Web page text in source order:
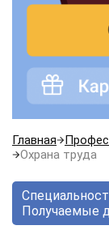
Главная
Охрана труда
Получаемые